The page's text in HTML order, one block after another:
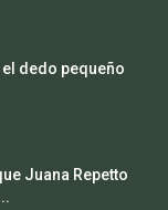
dedo pequeño
Juana Repetto